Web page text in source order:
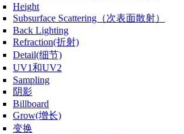
Height
Subsurface Scattering（次表面散射）
Back Lighting
Refraction(折射)
Detail(细节)
UV1和UV2
Sampling
阴影
Billboard
Grow(增长)
变换